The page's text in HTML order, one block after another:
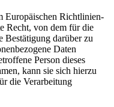
Europäischen Richtlinien-
Recht, von dem für die
Bestätigung darüber zu
Daten
Person dieses
kann sie sich hierzu
die Verarbeitung